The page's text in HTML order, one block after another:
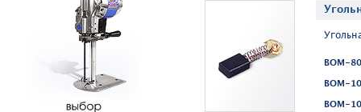
BOM-
BOM-
BOM-